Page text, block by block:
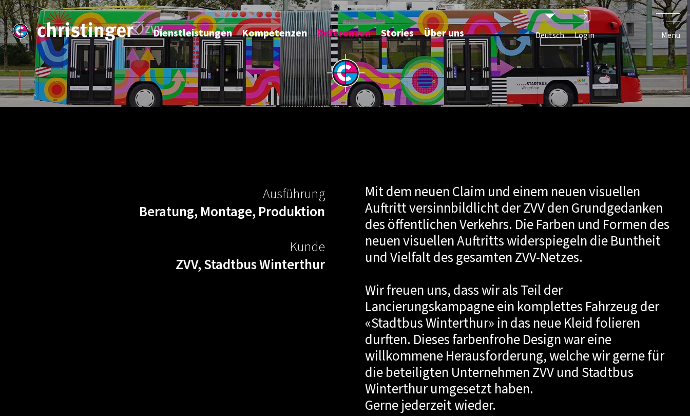
Dienstleistungen Kompetenzen Referenzen Stories Über uns Deutsch Login Menu
vorwärts
Ausführung
Beratung, Montage, Produktion
Kunde
ZVV, Stadtbus Winterthur
Mit dem neuen Claim und einem neuen visuellen
Auftritt versinnbildlicht der ZVV den Grundgedanken
des öffentlichen Verkehrs. Die Farben und Formen des
neuen visuellen Auftritts widerspiegeln die Buntheit
und Vielfalt des gesamten ZVV-Netzes.
Wir freuen uns, dass wir als Teil der
Lancierungskampagne ein komplettes Fahrzeug der
«Stadtbus Winterthur» in das neue Kleid folieren
durften. Dieses farbenfrohe Design war eine
willkommene Herausforderung, welche wir gerne für
die beteiligten Unternehmen ZVV und Stadtbus
Winterthur umgesetzt haben.
Gerne jederzeit wieder.